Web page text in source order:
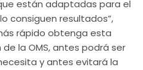
están adaptadas para el
consiguen resultados”,
rápido obtenga esta
la OMS, antes podrá ser
y antes evitará la